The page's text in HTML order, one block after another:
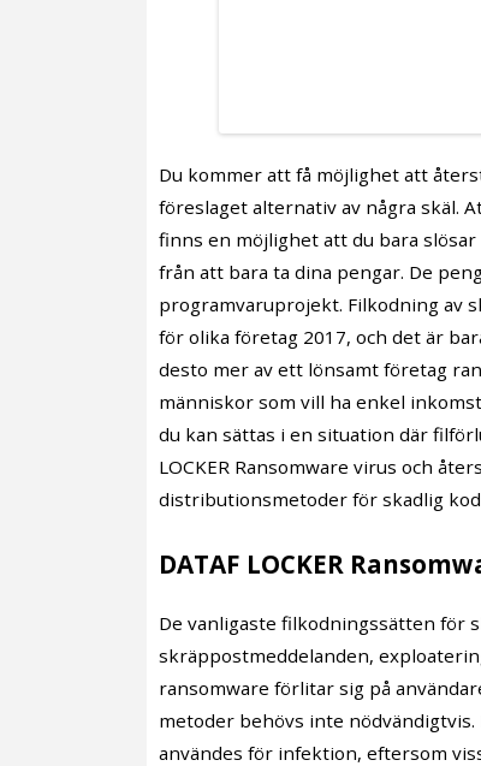
Du kommer att få möjlighet att
föreslaget alternativ av några skäl.
finns en möjlighet att du bara
från att bara ta dina pengar. De
programvaruprojekt. Filkodning av
för olika företag 2017, och det är
desto mer av ett lönsamt företag
människor som vill ha enkel
du kan sättas i en situation där
LOCKER Ransomware virus och
distributionsmetoder för skadlig
DATAF LOCKER
De vanligaste filkodningssätten för
skräppostmeddelanden,
ransomware förlitar sig på
metoder behövs inte
användes för infektion, eftersom